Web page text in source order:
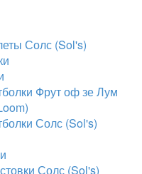
Солс (Sol's)
Фрут оф зе Лум
Солс (Sol's)
Солс (Sol's)